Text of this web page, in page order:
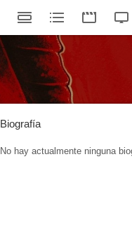
Biografía
No hay actualmente ninguna